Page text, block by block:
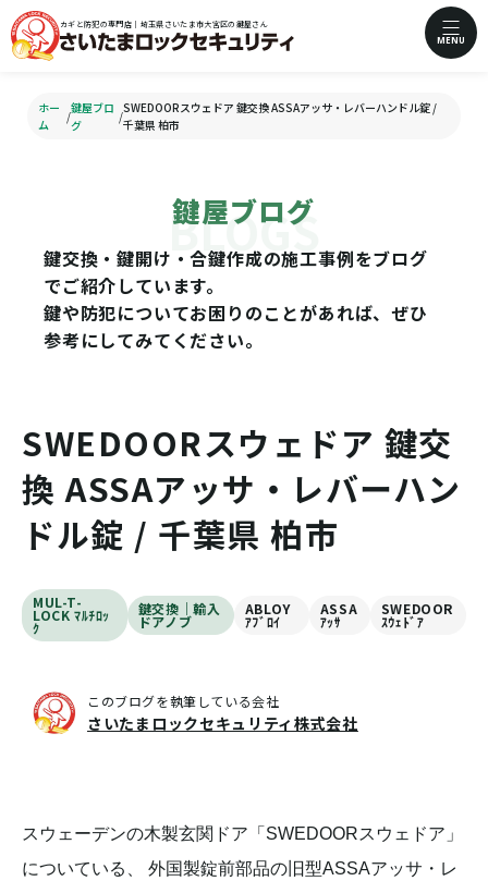
カギと防犯の専門店｜埼玉県さいたま市大宮区の鍵屋さん
MENU
ホー
ム
/
鍵屋ブロ
グ
/
SWEDOORスウェドア 鍵交換 ASSAアッサ・レバーハンドル錠 /
千葉県 柏市
鍵屋ブログ
鍵交換・鍵開け・合鍵作成の施工事例をブログ
でご紹介しています。
鍵や防犯についてお困りのことがあれば、ぜひ
参考にしてみてください。
SWEDOORスウェドア 鍵交
換 ASSAアッサ・レバーハン
ドル錠 / 千葉県 柏市
MUL-T-
LOCK ﾏﾙﾁﾛｯ
ｸ
鍵交換｜輸入
ドアノブ
ABLOY
ｱﾌﾞﾛｲ
ASSA
ｱｯｻ
SWEDOOR
ｽｳｪﾄﾞｱ
このブログを執筆している会社
さいたまロックセキュリティ株式会社
スウェーデンの木製玄関ドア「SWEDOORスウェドア」
についている、 外国製錠前部品の旧型ASSAアッサ・レ